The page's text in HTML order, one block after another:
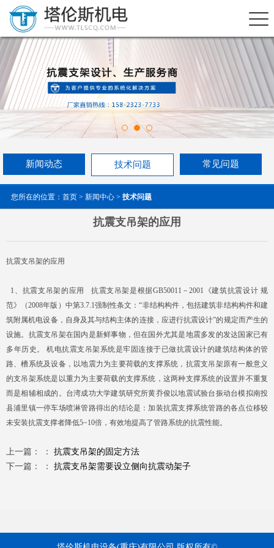
新闻动态 技术问题 常见问题
您所在的位置： 首页 > 新闻中心 > 技术问题
抗震支吊架的应用
抗震支吊架的应用
1、抗震支吊架的应用 抗震支吊架是根据GB50011－2001《建筑抗震设计 规
范》（2008年版）中第3.7.1强制性条文：“非结构构件，包括建筑非结构构件和建
筑附属机电设备，自身及其与结构主体的连接，应进行抗震设计”的规定而产生的
设施。抗震支吊架在国内是新鲜事物，但在国外尤其是地震多发的发达国家已有
多年历史。 机电抗震支吊架系统是牢固连接于已做抗震设计的建筑结构体的管
路、槽系统及设备，以地震力为主要荷载的支撑系统，抗震支吊架原有一般意义
的支吊架系统是以重力为主要荷载的支撑系统，这两种支撑系统的设置并不重复
而是相辅相成的。台湾成功大学建筑研究所黄乔俊以地震试验台振动台模拟南投
县浦里镇一停车场喷淋管路得出的结论是：加装抗震支撑系统管路的各点位移较
未安装抗震支撑者降低5~10倍，有效地提高了管路系统的抗震性能。
上一篇： ： 抗震支吊架的固定方法
下一篇： ： 抗震支吊架需要设立侧向抗震动架子